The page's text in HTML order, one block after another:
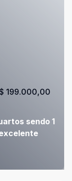
sendo 1
199.000,00